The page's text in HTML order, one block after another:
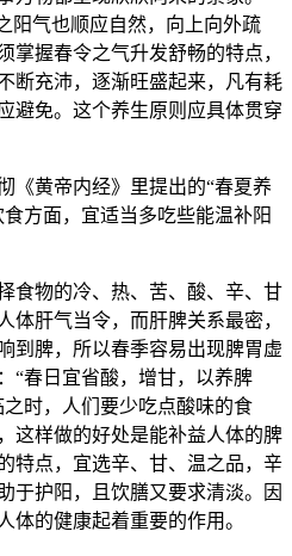
阳气也顺应自然，向上向外疏
掌握春令之气升发舒畅的特点，
断充沛，逐渐旺盛起来，凡有耗
避免。这个养生原则应具体贯穿
《黄帝内经》里提出的“春夏养
方面，宜适当多吃些能温补阳
食物的冷、热、苦、酸、辛、甘
体肝气当令，而肝脾关系最密，
到脾，所以春季容易出现脾胃虚
“春日宜省酸，增甘，以养脾
时，人们要少吃点酸味的食
这样做的好处是能补益人体的脾
特点，宜选辛、甘、温之品，辛
于护阳，且饮膳又要求清淡。因
体的健康起着重要的作用。